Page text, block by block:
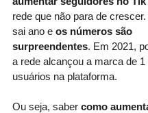
rede que não para de
sai ano e os números são
surpreendentes. Em 2021,
a rede alcançou a marca de 1
usuários na plataforma.
Ou seja, saber como